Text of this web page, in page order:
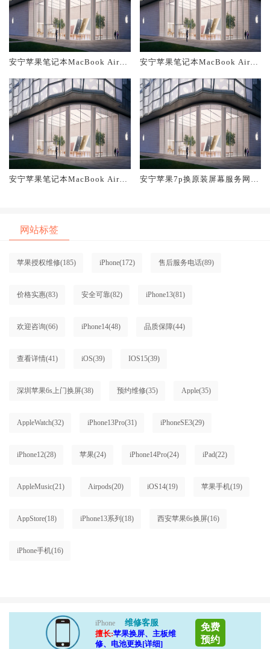
安宁苹果笔记本MacBook Air换
安宁苹果笔记本MacBook Air换
安宁苹果笔记本MacBook Air换
安宁苹果7p换原装屏幕服务网点
网站标签
苹果授权维修(185) iPhone(172) 售后服务电话(89)
价格实惠(83) 安全可靠(82) iPhone13(81)
欢迎咨询(66) iPhone14(48) 品质保障(44)
查看详情(41) iOS(39) IOS15(39)
深圳苹果6s上门换屏(38) 预约维修(35) Apple(35)
AppleWatch(32) iPhone13Pro(31) iPhoneSE3(29)
iPhone12(28) 苹果(24) iPhone14Pro(24) iPad(22)
AppleMusic(21) Airpods(20) iOS14(19) 苹果手机(19)
AppStore(18) iPhone13系列(18) 西安苹果6s换屏(16)
iPhone手机(16)
iPhone
维修客服
擅长:苹果换屏、主板维
修、电池更换[详细]
免费
预约